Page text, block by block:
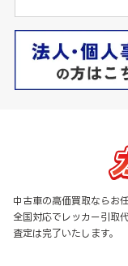
中古車の高価買取ならお
全国対応でレッカー引取
査定は完了いたします。